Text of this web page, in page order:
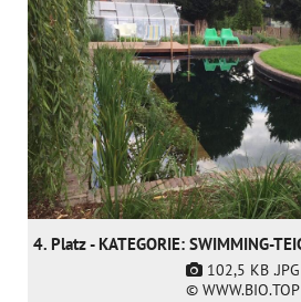
102,5 KB .JPG
© WWW.BIO.TOP